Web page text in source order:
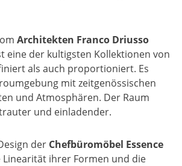
Architekten Franco Driusso
eine der kultigsten Kollektionen von
als auch proportioniert. Es
mit zeitgenössischen
und Atmosphären. Der Raum
und einladender.
der Chefbüromöbel Essence
ihrer Formen und die